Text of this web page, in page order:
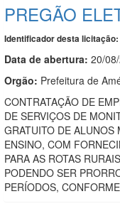
PREGÃO
Identificador desta licitação:
Data de abertura: 20/
Orgão: Prefeitura de
CONTRATAÇÃO DE
DE SERVIÇOS DE
GRATUITO DE ALUNOS
ENSINO, COM
PARA AS ROTAS
PODENDO SER
PERÍODOS,